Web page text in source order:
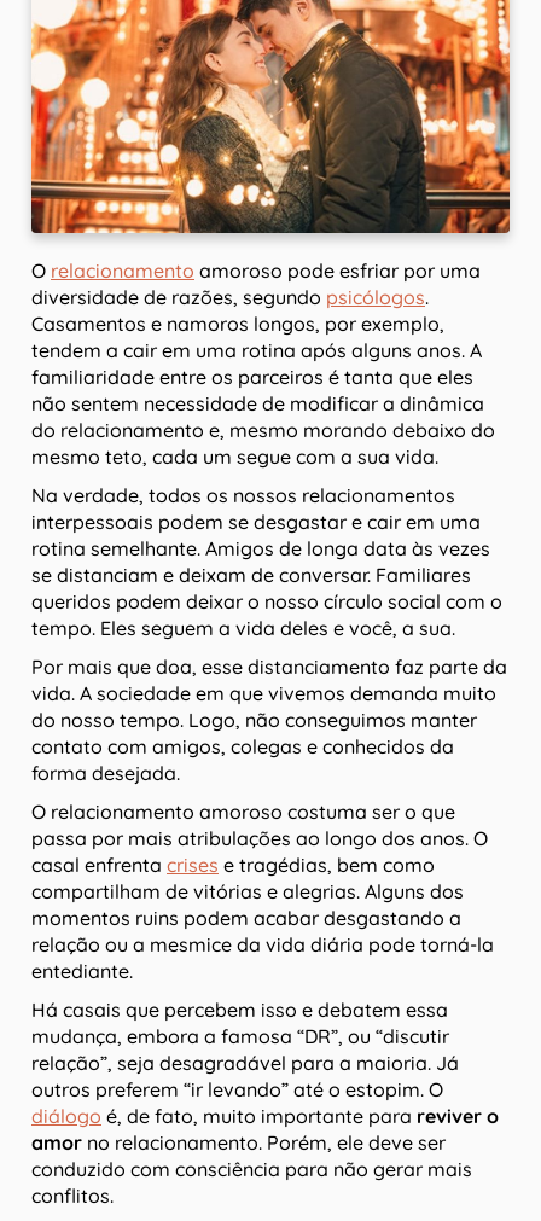
O relacionamento amoroso pode esfriar por uma
diversidade de razões, segundo psicólogos.
Casamentos e namoros longos, por exemplo,
tendem a cair em uma rotina após alguns anos. A
familiaridade entre os parceiros é tanta que eles
não sentem necessidade de modificar a dinâmica
do relacionamento e, mesmo morando debaixo do
mesmo teto, cada um segue com a sua vida.
Na verdade, todos os nossos relacionamentos
interpessoais podem se desgastar e cair em uma
rotina semelhante. Amigos de longa data às vezes
se distanciam e deixam de conversar. Familiares
queridos podem deixar o nosso círculo social com o
tempo. Eles seguem a vida deles e você, a sua.
Por mais que doa, esse distanciamento faz parte da
vida. A sociedade em que vivemos demanda muito
do nosso tempo. Logo, não conseguimos manter
contato com amigos, colegas e conhecidos da
forma desejada.
O relacionamento amoroso costuma ser o que
passa por mais atribulações ao longo dos anos. O
casal enfrenta crises e tragédias, bem como
compartilham de vitórias e alegrias. Alguns dos
momentos ruins podem acabar desgastando a
relação ou a mesmice da vida diária pode torná-la
entediante.
Há casais que percebem isso e debatem essa
mudança, embora a famosa “DR”, ou “discutir
relação”, seja desagradável para a maioria. Já
outros preferem “ir levando” até o estopim. O
diálogo é, de fato, muito importante para reviver o
amor no relacionamento. Porém, ele deve ser
conduzido com consciência para não gerar mais
conflitos.